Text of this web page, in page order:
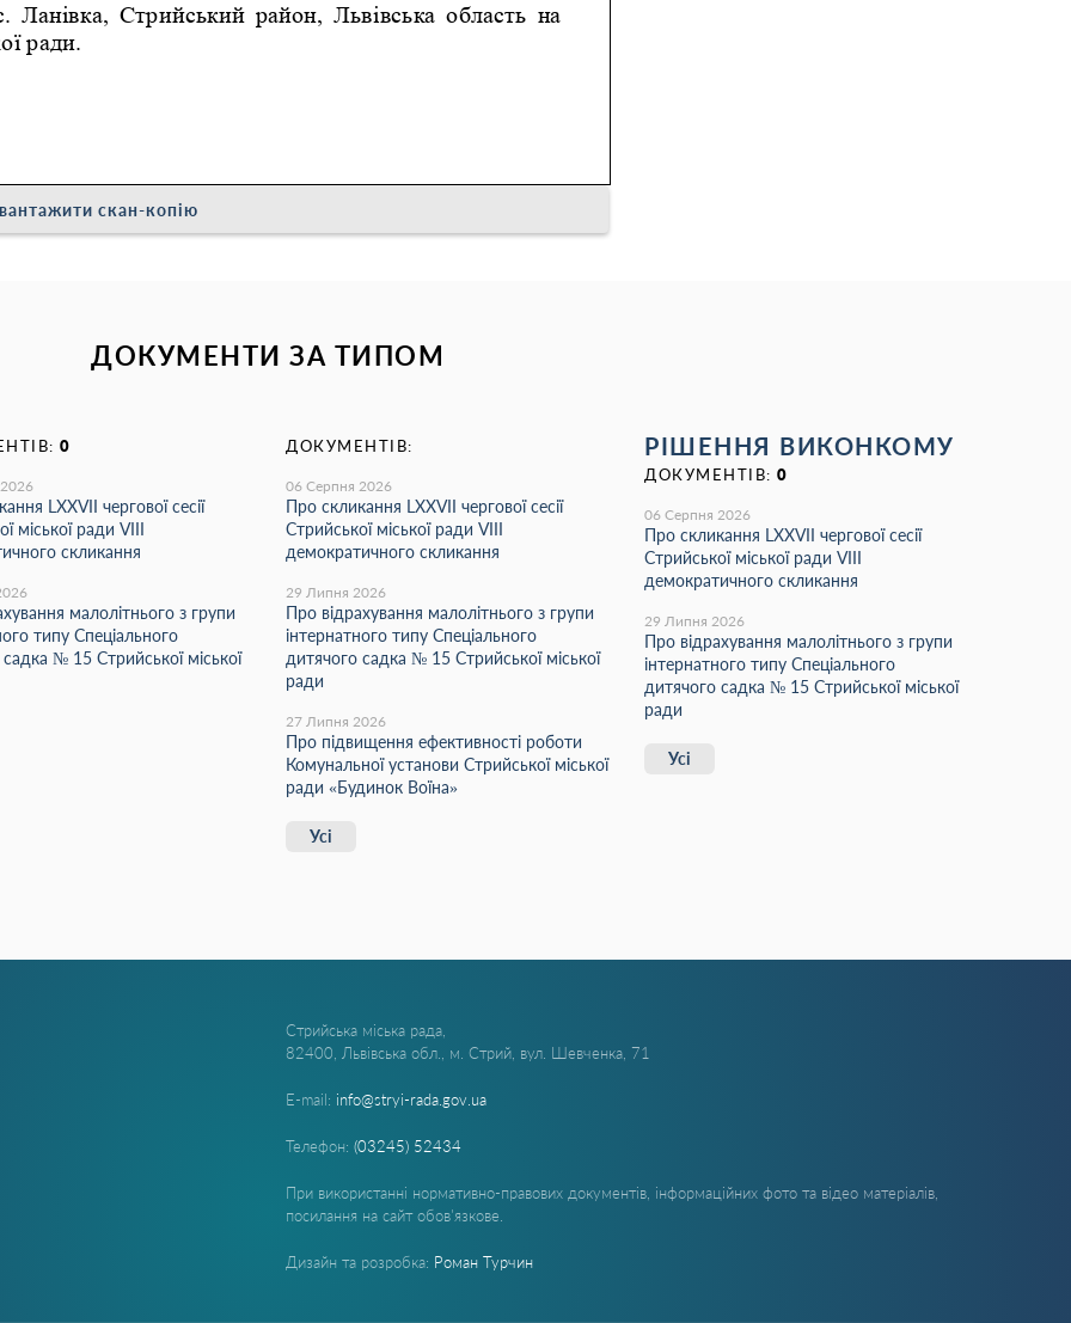
скан-копію
ДОКУМЕНТИ ЗА ТИПОМ
0
LХХVІІ чергової сесії
міської ради VIII
скликання
малолітнього з групи
типу Спеціального
№ 15 Стрийської міської
ДОКУМЕНТІВ:
06 Серпня 2026
Про скликання LХХVІІ чергової сесії
Стрийської міської ради VIII
демократичного скликання
29 Липня 2026
Про відрахування малолітнього з групи
інтернатного типу Спеціального
дитячого садка № 15 Стрийської міської
ради
27 Липня 2026
Про підвищення ефективності роботи
Комунальної установи Стрийської міської
ради «Будинок Воїна»
Усі
РІШЕННЯ ВИКОНКОМУ
ДОКУМЕНТІВ: 0
06 Серпня 2026
Про скликання LХХVІІ чергової сесії
Стрийської міської ради VIII
демократичного скликання
29 Липня 2026
Про відрахування малолітнього з групи
інтернатного типу Спеціального
дитячого садка № 15 Стрийської міської
ради
Усі
Стрийська міська рада,
82400, Львівська обл., м. Стрий, вул. Шевченка, 71
E-mail: info@stryi-rada.gov.ua
Телефон: (03245) 52434
При використанні нормативно-правових документів, інформаційних фото та відео матеріалів,
посилання на сайт обов'язкове.
Дизайн та розробка: Роман Турчин